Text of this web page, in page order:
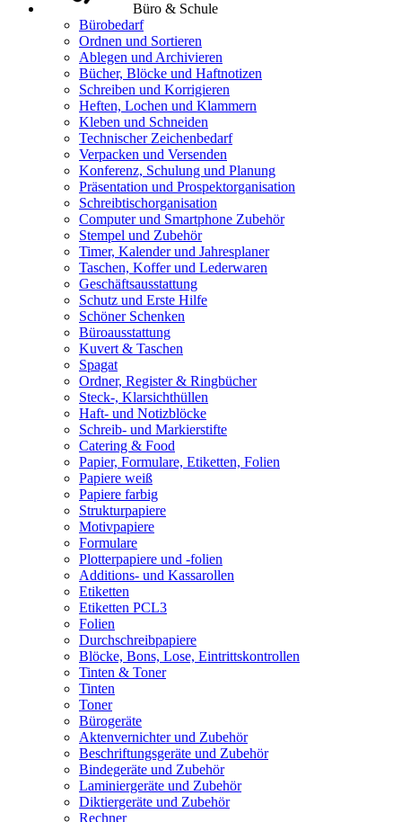
Büro & Schule
Bürobedarf
Ordnen und Sortieren
Ablegen und Archivieren
Bücher, Blöcke und Haftnotizen
Schreiben und Korrigieren
Heften, Lochen und Klammern
Kleben und Schneiden
Technischer Zeichenbedarf
Verpacken und Versenden
Konferenz, Schulung und Planung
Präsentation und Prospektorganisation
Schreibtischorganisation
Computer und Smartphone Zubehör
Stempel und Zubehör
Timer, Kalender und Jahresplaner
Taschen, Koffer und Lederwaren
Geschäftsausstattung
Schutz und Erste Hilfe
Schöner Schenken
Büroausstattung
Kuvert & Taschen
Spagat
Ordner, Register & Ringbücher
Steck-, Klarsichthüllen
Haft- und Notizblöcke
Schreib- und Markierstifte
Catering & Food
Papier, Formulare, Etiketten, Folien
Papiere weiß
Papiere farbig
Strukturpapiere
Motivpapiere
Formulare
Plotterpapiere und -folien
Additions- und Kassarollen
Etiketten
Etiketten PCL3
Folien
Durchschreibpapiere
Blöcke, Bons, Lose, Eintrittskontrollen
Tinten & Toner
Tinten
Toner
Bürogeräte
Aktenvernichter und Zubehör
Beschriftungsgeräte und Zubehör
Bindegeräte und Zubehör
Laminiergeräte und Zubehör
Diktiergeräte und Zubehör
Rechner